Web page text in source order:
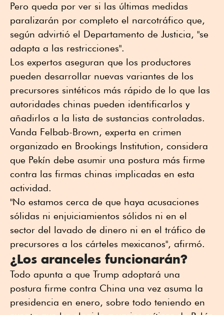
Pero queda por ver si las últimas medidas
paralizarán por completo el narcotráfico que,
según advirtió el Departamento de Justicia, "se
adapta a las restricciones".
Los expertos aseguran que los productores
pueden desarrollar nuevas variantes de los
precursores sintéticos más rápido de lo que las
autoridades chinas pueden identificarlos y
añadirlos a la lista de sustancias controladas.
Vanda Felbab-Brown, experta en crimen
organizado en Brookings Institution, considera
que Pekín debe asumir una postura más firme
contra las firmas chinas implicadas en esta
actividad.
"No estamos cerca de que haya acusaciones
sólidas ni enjuiciamientos sólidos ni en el
sector del lavado de dinero ni en el tráfico de
precursores a los cárteles mexicanos", afirmó.
¿Los aranceles funcionarán?
Todo apunta a que Trump adoptará una
postura firme contra China una vez asuma la
presidencia en enero, sobre todo teniendo en